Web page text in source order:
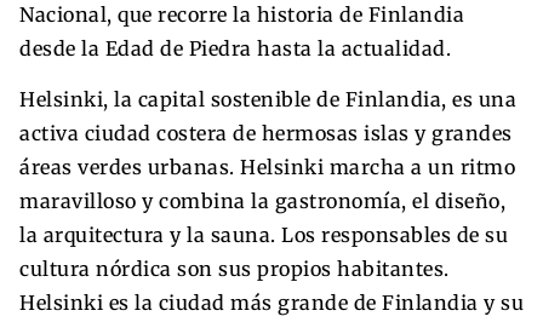
Nacional, que recorre la historia de Finlandia
desde la Edad de Piedra hasta la actualidad.
Helsinki, la capital sostenible de Finlandia, es una
activa ciudad costera de hermosas islas y grandes
áreas verdes urbanas. Helsinki marcha a un ritmo
maravilloso y combina la gastronomía, el diseño,
la arquitectura y la sauna. Los responsables de su
cultura nórdica son sus propios habitantes.
Helsinki es la ciudad más grande de Finlandia y su